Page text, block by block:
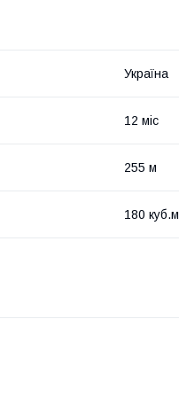
Україна
12 міс
255 м
180